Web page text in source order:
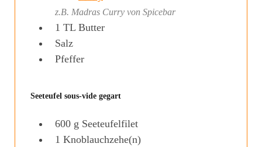
z.B. Madras Curry von Spicebar
1 TL Butter
Salz
Pfeffer
Seeteufel sous-vide gegart
600 g Seeteufelfilet
1 Knoblauchzehe(n)